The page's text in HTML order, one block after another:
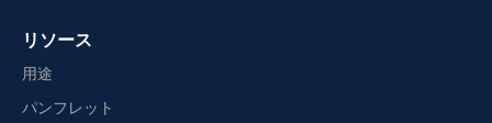
リソース
用途
パンフレット